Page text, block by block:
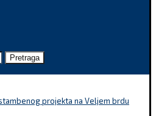
Pretraga
projekta na Veljem brdu